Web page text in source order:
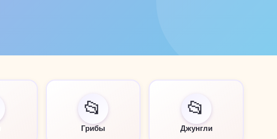
📂
Грибы
📂
Джунгли